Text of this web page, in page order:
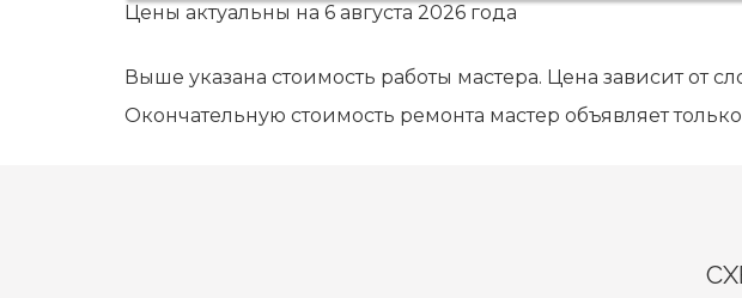
Цены актуальны на 6 августа 2026 года
Выше указана стоимость работы мастера. Цена зависит от
Окончательную стоимость ремонта мастер объявляет